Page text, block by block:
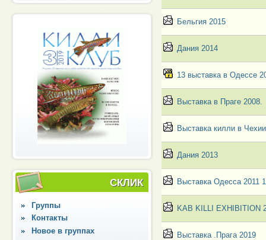
СКЛИК
Группы
Контакты
Новое в группах
Бельгия 2015
Дания 2014
13 выставка в Одессе
Выставка в Праге 2008.
Выставка килли в Чехии
Дания 2013
Выставка Одесса 2011
KAB KILLI EXHIBITION
Выставка .Прага 2019